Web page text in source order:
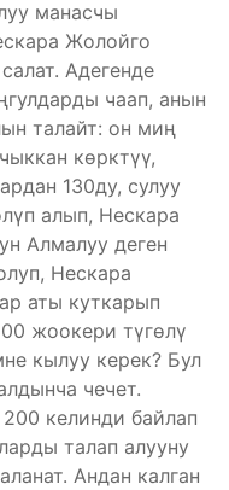
манасчы
Жолойго
Адегенде
чаап, анын
талайт: он миң
көрктүү,
130ду, сулуу
алып, Нес­кара
Алмалуу деген
Нескара
аты куткарып
жоокери түгөлү
кылуу керек? Бул
чечет.
келинди байлап
талап алууну
Андан калган